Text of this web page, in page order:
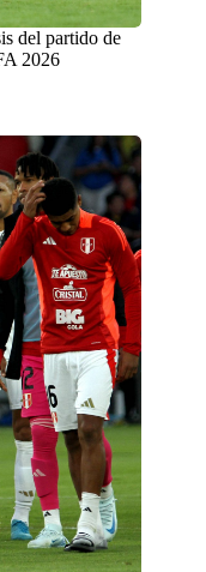
del partido de
2026